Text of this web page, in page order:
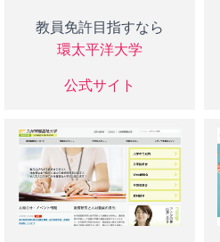
教員免許目指すなら
環太平洋大学
公式サイト